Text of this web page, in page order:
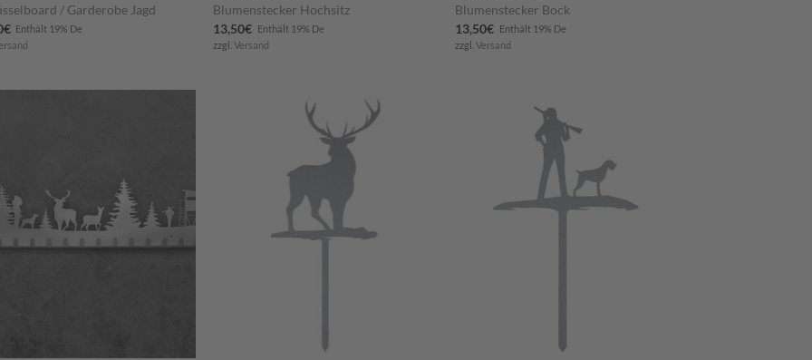
/ Garderobe Jagd
€ Enthält 19% De
Blumenstecker Hochsitz
13,50€ Enthält 19% De
zzgl.Versand
Blumenstecker Bock
13,50€ Enthält 19% De
zzgl.Versand